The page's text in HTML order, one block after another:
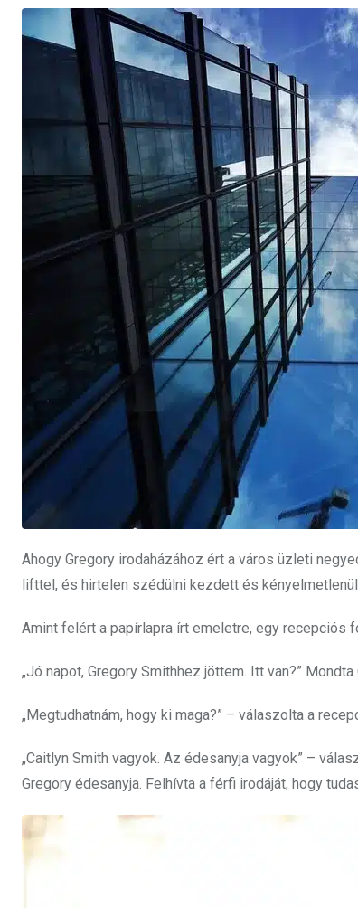
Ahogy Gregory irodaházához ért a város üzleti
lifttel, és hirtelen szédülni kezdett és
Amint felért a papírlapra írt emeletre, egy recepciós
„Jó napot, Gregory Smithhez jöttem. Itt van?”
„Megtudhatnám, hogy ki maga?” – válaszolta a
„Caitlyn Smith vagyok. Az édesanyja vagyok” –
Gregory édesanyja. Felhívta a férfi irodáját, hogy